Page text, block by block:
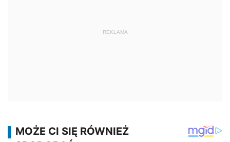
REKLAMA